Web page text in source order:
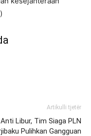
Artikulli tjetër
Anti Libur, Tim Siaga PLN
Pulihkan Gangguan